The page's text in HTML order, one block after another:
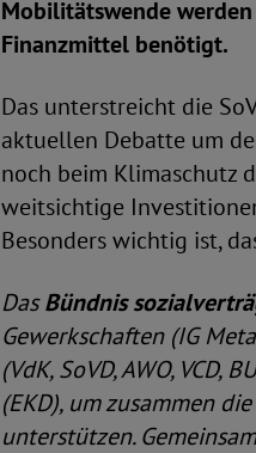
Mobilitätswende
Finanzmittel benötigt.
Das unterstreicht die
aktuellen Debatte um
noch beim Klimaschutz
weitsichtige
Besonders wichtig ist,
DasBündnis
Gewerkschaften (IG
(VdK, SoVD, AWO,
(EKD), um zusammen
unterstützen.